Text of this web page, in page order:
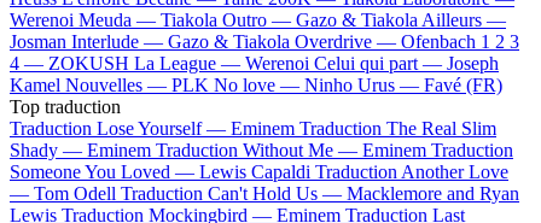
Werenoi Meuda — Tiakola Outro — Gazo & TiakolaAilleurs —
Josman Interlude — Gazo & Tiakola Overdrive — Ofenbach 1 2 3
4 — ZOKUSH La League — Werenoi Celui qui part — Joseph
Kamel Nouvelles — PLK No love — Ninho Urus — Favé (FR)
Top traduction
Traduction Lose Yourself — Eminem Traduction The Real Slim
Shady — Eminem Traduction Without Me — Eminem Traduction
Someone You Loved — Lewis Capaldi Traduction Another Love
— Tom Odell Traduction Can't Hold Us — Macklemore and Ryan
Lewis Traduction Mockingbird — Eminem Traduction Last